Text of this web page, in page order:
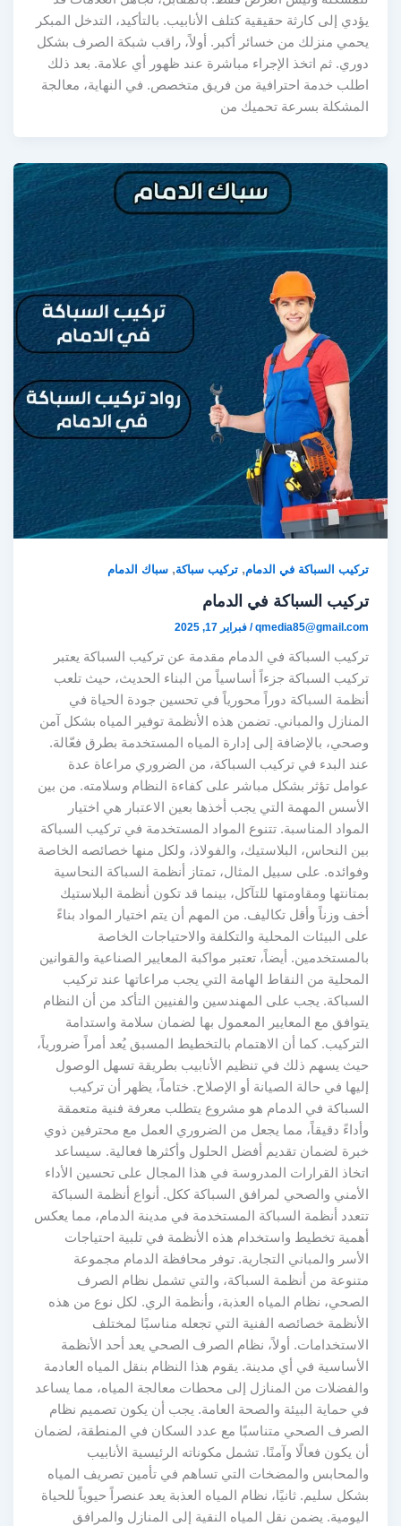
يؤدي إلى كارثة حقيقية كتلف الأنابيب. بالتأكيد، التدخل المبكر
يحمي منزلك من خسائر أكبر. أولاً، راقب شبكة الصرف بشكل
دوري. ثم اتخذ الإجراء مباشرة عند ظهور أي علامة. بعد ذلك
اطلب خدمة احترافية من فريق متخصص. في النهاية، معالجة
المشكلة بسرعة تحميك من
تركيب السباكة في الدمام,تركيب سباكة,سباك الدمام
تركيب السباكة في الدمام
qmedia85@gmail.com
/فبراير 17, 2025
تركيب السباكة في الدمام مقدمة عن تركيب السباكة يعتبر
تركيب السباكة جزءاً أساسياً من البناء الحديث، حيث تلعب
أنظمة السباكة دوراً محورياً في تحسين جودة الحياة في
المنازل والمباني. تضمن هذه الأنظمة توفير المياه بشكل آمن
وصحي، بالإضافة إلى إدارة المياه المستخدمة بطرق فعّالة.
عند البدء في تركيب السباكة، من الضروري مراعاة عدة
عوامل تؤثر بشكل مباشر على كفاءة النظام وسلامته. من بين
الأسس المهمة التي يجب أخذها بعين الاعتبار هي اختيار
المواد المناسبة. تتنوع المواد المستخدمة في تركيب السباكة
بين النحاس، البلاستيك، والفولاذ، ولكل منها خصائصه الخاصة
وفوائده. على سبيل المثال، تمتاز أنظمة السباكة النحاسية
بمتانتها ومقاومتها للتآكل، بينما قد تكون أنظمة البلاستيك
أخف وزناً وأقل تكاليف. من المهم أن يتم اختيار المواد بناءً
على البيئات المحلية والتكلفة والاحتياجات الخاصة
بالمستخدمين. أيضاً، تعتبر مواكبة المعايير الصناعية والقوانين
المحلية من النقاط الهامة التي يجب مراعاتها عند تركيب
السباكة. يجب على المهندسين والفنيين التأكد من أن النظام
يتوافق مع المعايير المعمول بها لضمان سلامة واستدامة
التركيب. كما أن الاهتمام بالتخطيط المسبق يُعد أمراً ضرورياً،
حيث يسهم ذلك في تنظيم الأنابيب بطريقة تسهل الوصول
إليها في حالة الصيانة أو الإصلاح. ختاماً، يظهر أن تركيب
السباكة في الدمام هو مشروع يتطلب معرفة فنية متعمقة
وأداءً دقيقاً، مما يجعل من الضروري العمل مع محترفين ذوي
خبرة لضمان تقديم أفضل الحلول وأكثرها فعالية. سيساعد
اتخاذ القرارات المدروسة في هذا المجال على تحسين الأداء
الأمني والصحي لمرافق السباكة ككل. أنواع أنظمة السباكة
تتعدد أنظمة السباكة المستخدمة في مدينة الدمام، مما يعكس
أهمية تخطيط واستخدام هذه الأنظمة في تلبية احتياجات
الأسر والمباني التجارية. توفر محافظة الدمام مجموعة
متنوعة من أنظمة السباكة، والتي تشمل نظام الصرف
الصحي، نظام المياه العذبة، وأنظمة الري. لكل نوع من هذه
الأنظمة خصائصه الفنية التي تجعله مناسبًا لمختلف
الاستخدامات. أولاً، نظام الصرف الصحي يعد أحد الأنظمة
الأساسية في أي مدينة. يقوم هذا النظام بنقل المياه العادمة
والفضلات من المنازل إلى محطات معالجة المياه، مما يساعد
في حماية البيئة والصحة العامة. يجب أن يكون تصميم نظام
الصرف الصحي متناسبًا مع عدد السكان في المنطقة، لضمان
أن يكون فعالًا وآمنًا. تشمل مكوناته الرئيسية الأنابيب
والمحابس والمضخات التي تساهم في تأمين تصريف المياه
بشكل سليم. ثانيًا، نظام المياه العذبة يعد عنصراً حيوياً للحياة
اليومية. يضمن نقل المياه النقية إلى المنازل والمرافق